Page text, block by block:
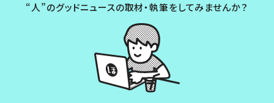
“人”のグッドニュースの取材・執筆をしてみませんか？